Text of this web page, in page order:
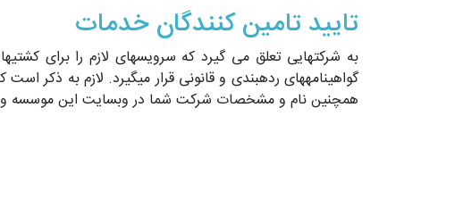
تایید تامین کنندگان خدمات
به شرکت­هایی تعلق می گیرد که سرویس­های لازم را برای
گواهینامه­های رده­بندی و قانونی قرار می­گیرد. لازم به
همچنین نام و مشخصات شرکت شما در وبسایت این موسسه و